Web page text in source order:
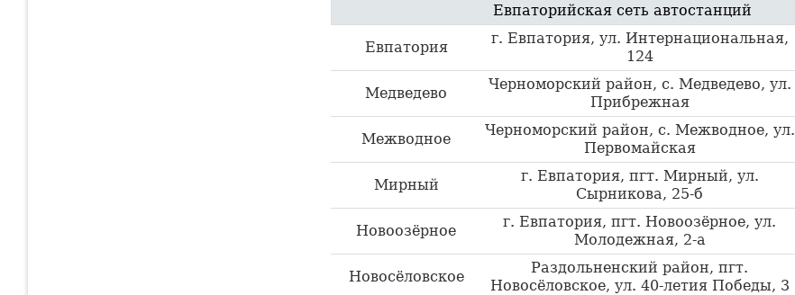
Евпаторийская сеть автостанций
Евпатория
г. Евпатория, ул. Интернациональная,
124
Медведево
Черноморский район, с. Медведево, ул.
Прибрежная
Межводное
Черноморский район, с. Межводное, ул.
Первомайская
Мирный
г. Евпатория, пгт. Мирный, ул.
Сырникова, 25-б
Новоозёрное
г. Евпатория, пгт. Новоозёрное, ул.
Молодежная, 2-а
Новосёловское
Раздольненский район, пгт.
Новосёловское, ул. 40-летия Победы, 3